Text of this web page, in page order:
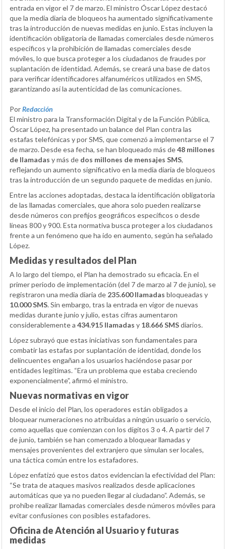
entrada en vigor el 7 de marzo. El ministro Óscar López destacó
que la media diaria de bloqueos ha aumentado significativamente
tras la introducción de nuevas medidas en junio. Estas incluyen la
identificación obligatoria de llamadas comerciales desde números
específicos y la prohibición de llamadas comerciales desde
móviles, lo que busca proteger a los ciudadanos de fraudes por
suplantación de identidad. Además, se creará una base de datos
para verificar identificadores alfanuméricos utilizados en SMS,
garantizando así la autenticidad de las comunicaciones.
PorRedacción
El ministro para la Transformación Digital y de la Función Pública,
Óscar López, ha presentado un balance del Plan contra las
estafas telefónicas y por SMS, que comenzó a implementarse el 7
de marzo. Desde esa fecha, se han bloqueado más de48 millones
de llamadas y más de dos millones de mensajes SMS,
reflejando un aumento significativo en la media diaria de bloqueos
tras la introducción de un segundo paquete de medidas en junio.
Entre las acciones adoptadas, destaca la identificación obligatoria
de las llamadas comerciales, que ahora solo pueden realizarse
desde números con prefijos geográficos específicos o desde
líneas 800 y 900. Esta normativa busca proteger a los ciudadanos
frente a un fenómeno que ha ido en aumento, según ha señalado
López.
Medidas y resultados del Plan
A lo largo del tiempo, el Plan ha demostrado su eficacia. En el
primer periodo de implementación (del 7 de marzo al 7 de junio), se
registraron una media diaria de 235.600 llamadas bloqueadas y
10.000 SMS. Sin embargo, tras la entrada en vigor de nuevas
medidas durante junio y julio, estas cifras aumentaron
considerablemente a 434.915 llamadas y 18.666 SMSdiarios.
López subrayó que estas iniciativas son fundamentales para
combatir las estafas por suplantación de identidad, donde los
delincuentes engañan a los usuarios haciéndose pasar por
entidades legítimas. “Era un problema que estaba creciendo
exponencialmente”, afirmó el ministro.
Nuevas normativas en vigor
Desde el inicio del Plan, los operadores están obligados a
bloquear numeraciones no atribuidas a ningún usuario o servicio,
como aquellas que comienzan con los dígitos 3 o 4. A partir del 7
de junio, también se han comenzado a bloquear llamadas y
mensajes provenientes del extranjero que simulan ser locales,
una táctica común entre los estafadores.
López enfatizó que estos datos evidencian la efectividad del Plan:
“Se trata de ataques masivos realizados desde aplicaciones
automáticas que ya no pueden llegar al ciudadano”. Además, se
prohíbe realizar llamadas comerciales desde números móviles para
evitar confusiones con posibles estafadores.
Oficina de Atención al Usuario y futuras
medidas